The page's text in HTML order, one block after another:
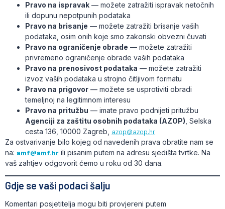
Pravo na ispravak — možete zatražiti ispravak netočnih
ili dopunu nepotpunih podataka
Pravo na brisanje — možete zatražiti brisanje vaših
podataka, osim onih koje smo zakonski obvezni čuvati
Pravo na ograničenje obrade — možete zatražiti
privremeno ograničenje obrade vaših podataka
Pravo na prenosivost podataka — možete zatražiti
izvoz vaših podataka u strojno čitljivom formatu
Pravo na prigovor — možete se usprotiviti obradi
temeljnoj na legitimnom interesu
Pravo na pritužbu — imate pravo podnijeti pritužbu
Agenciji za zaštitu osobnih podataka (AZOP) , Selska
cesta 136, 10000 Zagreb, azop@azop.hr
Za ostvarivanje bilo kojeg od navedenih prava obratite nam se
na: amf@amf.hr ili pisanim putem na adresu sjedišta tvrtke. Na
vaš zahtjev odgovorit ćemo u roku od 30 dana.
Gdje se vaši podaci šalju
Komentari posjetitelja mogu biti provjereni putem